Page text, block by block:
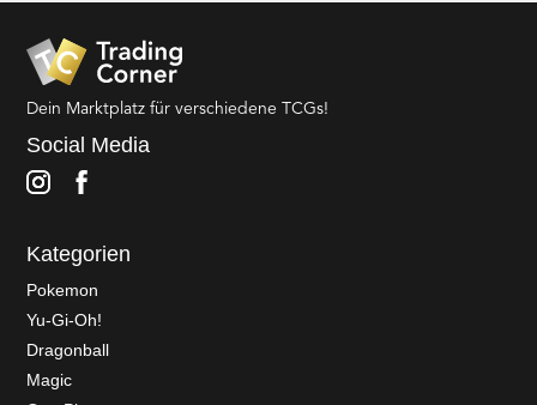
Dein Marktplatz für verschiedene TCGs!
Social Media
Kategorien
Pokemon
Yu-Gi-Oh!
Dragonball
Magic